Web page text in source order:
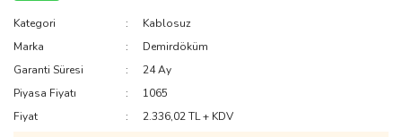
Kategori
Kablosuz
Marka
Demirdöküm
Garanti Süresi
24 Ay
Piyasa Fiyatı
1065
Fiyat
2.336,02 TL + KDV